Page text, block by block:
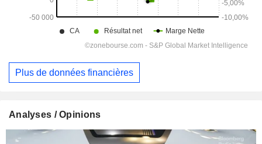
Plus de données financières
Analyses / Opinions